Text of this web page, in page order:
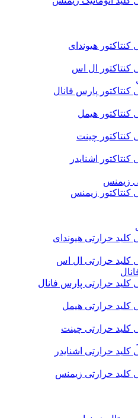
کنتاکتور هیوندای
کنتاکتور ال اس
کنتاکتور پارس فانال
کنتاکتور هیمل
کنتاکتور چینت
اشنایدر
زیمنس
کنتاکتور زیمنس
کلید حرارتی هیوندای
کلید حرارتی ال اس
کلید حرارتی پارس فانال
کلید حرارتی هیمل
کلید حرارتی چینت
کلید حرارتی اشنایدر
کلید حرارتی زیمنس